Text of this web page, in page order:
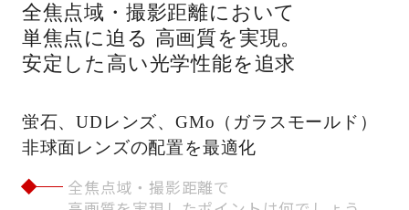
全焦点域・撮影距離において
単焦点に迫る 高画質を実現。
安定した高い光学性能を追求
蛍石、UDレンズ、GMo（ガラスモールド）
非球面レンズの配置を最適化
全焦点域・撮影距離で